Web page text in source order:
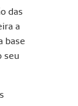
das
a
base
seu